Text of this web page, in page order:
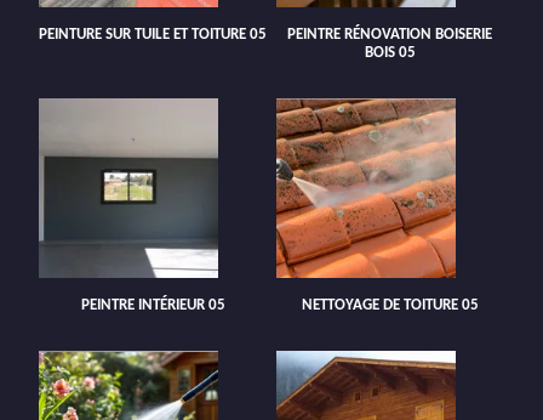
PEINTURE SUR TUILE ET TOITURE 05
PEINTRE RÉNOVATION BOISERIE
BOIS 05
PEINTRE INTÉRIEUR 05 NETTOYAGE DE TOITURE 05